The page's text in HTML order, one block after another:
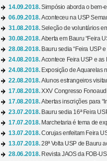
14.09.2018.Simpósio aborda o bem-
06.09.2018.Aconteceu na USP
31.08.2018.Seleção de voluntários
30.08.2018.Aberta em Bauru “Feira
28.08.2018. Bauru sedia “Feira USP
24.08.2018.Acontece Feira USP e as
24.08.2018. Exposição de Aquarelas
22.08.2018.Alunos estrangeiros
17.08.2018.XXV Congresso
17.08.2018.Abertas inscrições para
23.07.2018. Bauru sedia 16ª Feira
17.07.2018. Marchetaria é tema de
13.07.2018.Corujas enfeitam Feira
13.07.2018.28ª Volta USP de Bauru
28.06.2018. Revista JAOS da FOB-